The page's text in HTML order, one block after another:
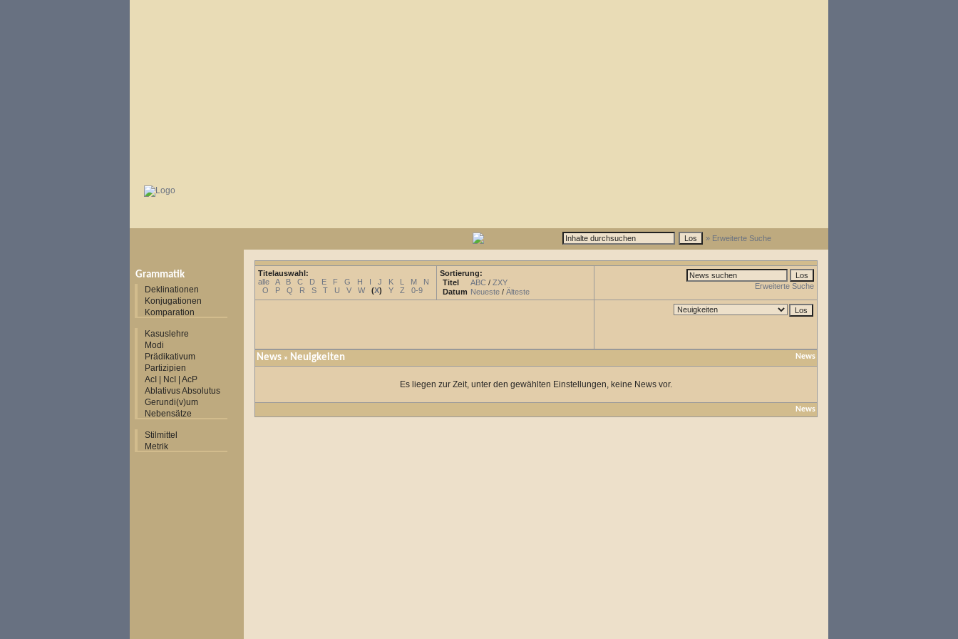
» Erweiterte Suche
Grammatik
Deklinationen
Konjugationen
Komparation
Kasuslehre
Modi
Prädikativum
Partizipien
AcI | NcI | AcP
Ablativus Absolutus
Gerundi(v)um
Nebensätze
Stilmittel
Metrik
Titelauswahl:
alle
A B C D E F G H I J K L M
N
O
P Q R S T U V W (X) Y Z 0-9
Sortierung:
Titel
ABC / ZXY
Datum Neueste / Älteste
Erweiterte Suche
News » Neuigkeiten News
Es liegen zur Zeit, unter den gewählten Einstellungen, keine News vor.
News